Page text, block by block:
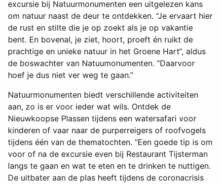
excursie bij Natuurmonumenten een uitgelezen kans
om natuur naast de deur te ontdekken. “Je ervaart hier
de rust en stilte die je op zoekt als je op vakantie
bent. En bovenal, je ziet, hoort, proeft én ruikt de
prachtige en unieke natuur in het Groene Hart“, aldus
de boswachter van Natuumonumenten. “Daarvoor
hoef je dus niet ver weg te gaan.”
Natuurmonumenten biedt verschillende activiteiten
aan, zo is er voor ieder wat wils. Ontdek de
Nieuwkoopse Plassen tijdens een watersafari voor
kinderen of vaar naar de purperreigers of roofvogels
tijdens één van de thematochten. “Een goede tip is om
voor of na de excursie even bij Restaurant Tijsterman
langs te gaan en wat te eten en te drinken te nuttigen.
De uitbater aan de plas heeft tijdens de coronacrisis